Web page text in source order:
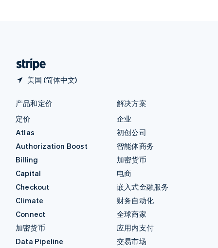
美国 (简体中文)
产品和定价
定价
Atlas
Authorization Boost
Billing
Capital
Checkout
Climate
Connect
加密货币
Data Pipeline
解决方案
企业
初创公司
智能体商务
加密货币
电商
嵌入式金融服务
财务自动化
全球商家
应用内支付
交易市场